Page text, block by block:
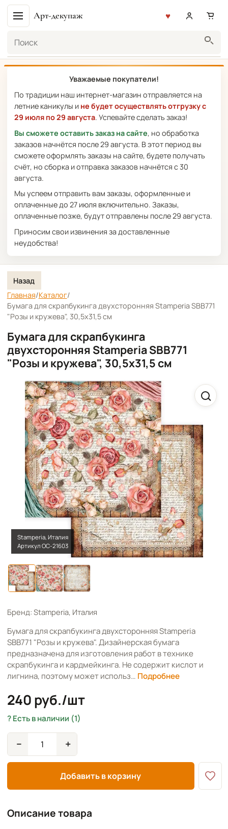
Арт-декупаж
Уважаемые покупатели!
По традиции наш интернет-магазин отправляется на
летние каникулы и не будет осуществлять отгрузку с
29 июля по 29 августа. Успевайте сделать заказ!
Вы сможете оставить заказ на сайте, но обработка
заказов начнётся после 29 августа. В этот период вы
сможете оформлять заказы на сайте, будете получать
счёт, но сборка и отправка заказов начнётся с 30
августа.
Мы успеем отправить вам заказы, оформленные и
оплаченные до 27 июля включительно. Заказы,
оплаченные позже, будут отправлены после 29 августа.
Приносим свои извинения за доставленные
неудобства!
Назад
Главная/Каталог/
Бумага для скрапбукинга двухсторонняя Stamperia SBB771
"Розы и кружева", 30,5х31,5 см
Бумага для скрапбукинга
двухсторонняя Stamperia SBB771
"Розы и кружева", 30,5х31,5 см
Stamperia, Италия
Артикул OC-21603
Бренд: Stamperia, Италия
Бумага для скрапбукинга двухсторонняя Stamperia
SBB771 "Розы и кружева". Дизайнерская бумага
предназначена для изготовления работ в технике
скрапбукинга и кардмейкинга. Не содержит кислот и
лигнина, поэтому может использ… Подробнее
240 руб./шт
Есть в наличии (1)
− +
Добавить в корзину
Описание товара